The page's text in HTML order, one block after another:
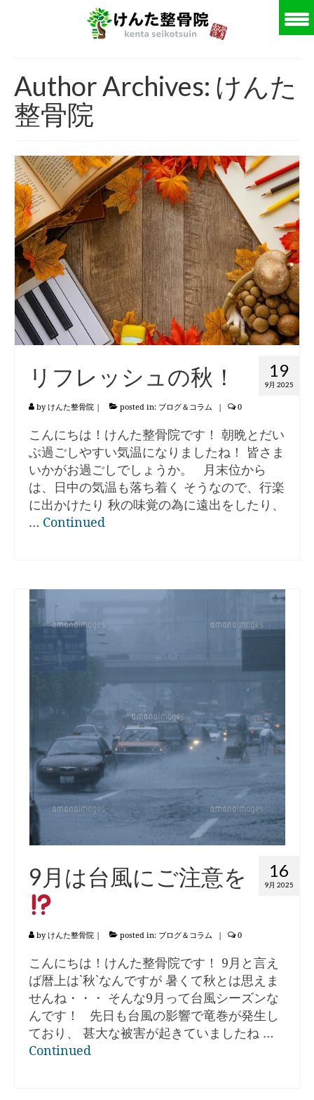
Author Archives: けんた
整骨院
19
9月 2025
リフレッシュの秋！
byけんた整骨院 | posted in: ブログ＆コラム | 0
こんにちは！けんた整骨院です！ 朝晩とだい
ぶ過ごしやすい気温になりましたね！ 皆さま
いかがお過ごしでしょうか。 月末位から
は、日中の気温も落ち着く そうなので、行楽
に出かけたり 秋の味覚の為に遠出をしたり、
… Continued
16
9月 2025
9月は台風にご注意を
byけんた整骨院 | posted in: ブログ＆コラム | 0
こんにちは！けんた整骨院です！ 9月と言え
ば暦上は`秋`なんですが 暑くて秋とは思えま
せんね・・・ そんな9月って台風シーズンな
んです！ 先日も台風の影響で竜巻が発生し
ており、 甚大な被害が起きていましたね …
Continued